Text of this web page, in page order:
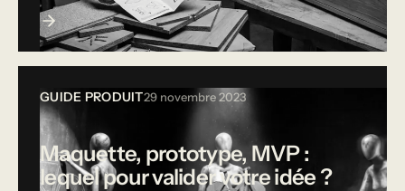
GUIDE PRODUIT29 novembre 2023
Maquette, prototype, MVP :
lequel pour valider votre idée ?